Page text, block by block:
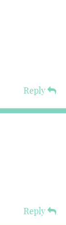
Reply
Reply